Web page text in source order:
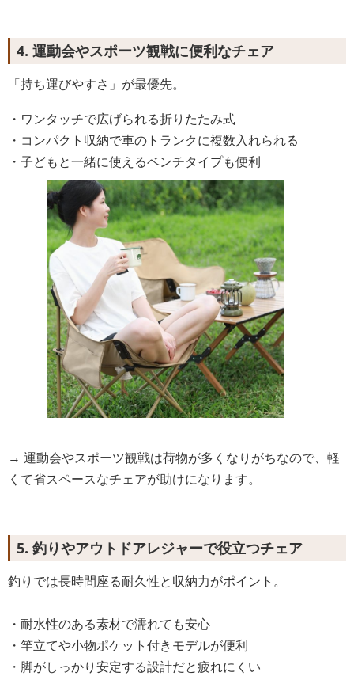
4. 運動会やスポーツ観戦に便利なチェア
「持ち運びやすさ」が最優先。
・ワンタッチで広げられる折りたたみ式
・コンパクト収納で車のトランクに複数入れられる
・子どもと一緒に使えるベンチタイプも便利
→ 運動会やスポーツ観戦は荷物が多くなりがちなので、軽
くて省スペースなチェアが助けになります。
5. 釣りやアウトドアレジャーで役立つチェア
釣りでは長時間座る耐久性と収納力がポイント。
・耐水性のある素材で濡れても安心
・竿立てや小物ポケット付きモデルが便利
・脚がしっかり安定する設計だと疲れにくい